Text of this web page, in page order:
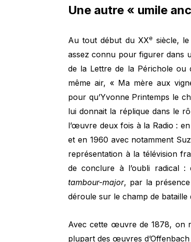
Une autre « umile
Au tout début du XXe siècle,
assez connu pour figurer dans
de la Lettre de la Périchole ou
même air, « Ma mère aux
pour qu’Yvonne Printemps le
lui donnait la réplique dans le
l’œuvre deux fois à la Radio :
et en 1960 avec notamment
représentation à la télévision
de conclure à l’oubli radical
tambour-major, par la présence
déroule sur le champ de
Avec cette œuvre de 1878, on
plupart des œuvres